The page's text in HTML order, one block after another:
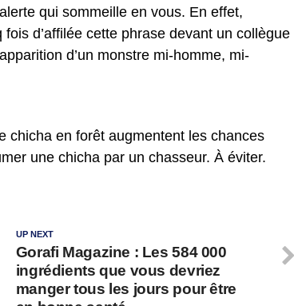
qui sommeille en vous. En effet,
d’affilée cette phrase devant un collègue
d’un monstre mi-homme, mi-
chicha en forêt augmentent les chances
une chicha par un chasseur. À éviter.
UP NEXT
Gorafi Magazine : Les 584 000
ingrédients que vous devriez
manger tous les jours pour être